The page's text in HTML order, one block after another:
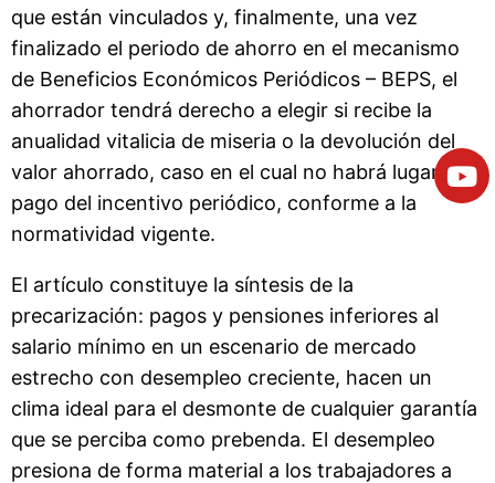
que están vinculados y, finalmente, una vez
finalizado el periodo de ahorro en el mecanismo
de Beneficios Económicos Periódicos – BEPS, el
ahorrador tendrá derecho a elegir si recibe la
anualidad vitalicia de miseria o la devolución del
valor ahorrado, caso en el cual no habrá lugar al
pago del incentivo periódico, conforme a la
normatividad vigente.
El artículo constituye la síntesis de la
precarización: pagos y pensiones inferiores al
salario mínimo en un escenario de mercado
estrecho con desempleo creciente, hacen un
clima ideal para el desmonte de cualquier garantía
que se perciba como prebenda. El desempleo
presiona de forma material a los trabajadores a